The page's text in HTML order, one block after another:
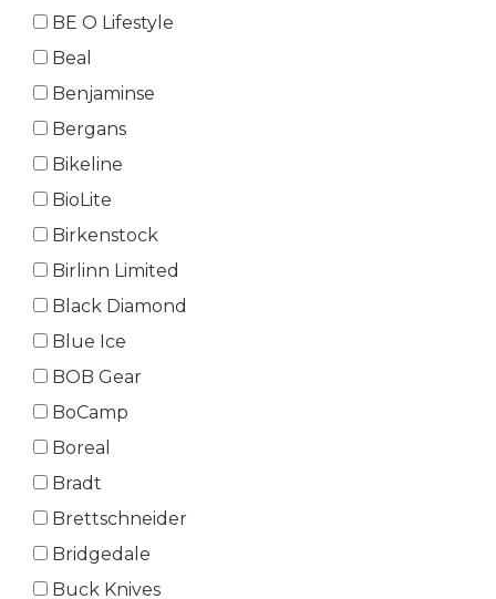
BE O Lifestyle
Beal
Benjaminse
Bergans
Bikeline
BioLite
Birkenstock
Birlinn Limited
Black Diamond
Blue Ice
BOB Gear
BoCamp
Boreal
Bradt
Brettschneider
Bridgedale
Buck Knives